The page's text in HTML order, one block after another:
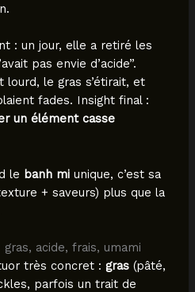
: un jour, elle a retiré les
pas envie d’acide”.
lourd, le gras s’étirait, et
fades. Insight final :
un élément casse
le banh mi unique, c’est sa
+ saveurs) plus que la
gras, acide, frais, umami
très concret : gras(pâté,
parfois un trait de